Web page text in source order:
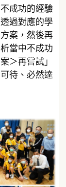
成功的經驗
過對應的學
案，然後再
當中不成功
＞再嘗試」
待、必然達